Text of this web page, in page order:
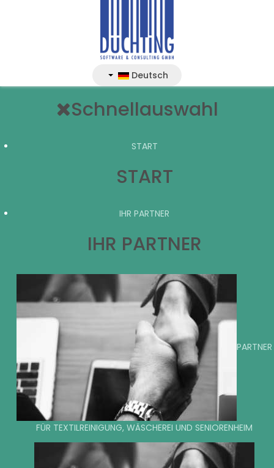
Deutsch
Schnellauswahl
START
START
IHR PARTNER
IHR PARTNER
PARTNER
FÜR TEXTILREINIGUNG, WÄSCHEREI UND SENIORENHEIM